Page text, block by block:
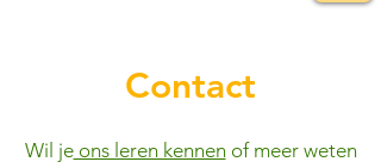
Contact
Wil jeons leren kennenof meer weten